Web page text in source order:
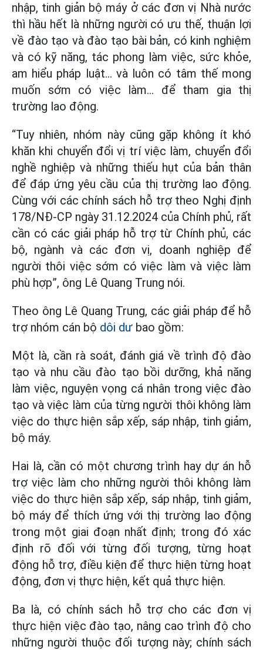
nhập, tinh giản bộ máy ở các đơn vị Nhà nước
thì hầu hết là những người có ưu thế, thuận lợi
về đào tạo và đào tạo bài bản, có kinh nghiệm
và có kỹ năng, tác phong làm việc, sức khỏe,
am hiểu pháp luật... và luôn có tâm thế mong
muốn sớm có việc làm... để tham gia thị
trường lao động.
“Tuy nhiên, nhóm này cũng gặp không ít khó
khăn khi chuyển đổi vị trí việc làm, chuyển đổi
nghề nghiệp và những thiếu hụt của bản thân
để đáp ứng yêu cầu của thị trường lao động.
Cùng với các chính sách hỗ trợ theo Nghị định
178/NĐ-CP ngày 31.12.2024 của Chính phủ, rất
cần có các giải pháp hỗ trợ từ Chính phủ, các
bộ, ngành và các đơn vị, doanh nghiệp để
người thôi việc sớm có việc làm và việc làm
phù hợp”, ông Lê Quang Trung nói.
Theo ông Lê Quang Trung, các giải pháp để hỗ
trợ nhóm cán bộ dôi dư bao gồm:
Một là, cần rà soát, đánh giá về trình độ đào
tạo và nhu cầu đào tạo bồi dưỡng, khả năng
làm việc, nguyện vọng cá nhân trong việc đào
tạo và việc làm của từng người thôi không làm
việc do thực hiện sắp xếp, sáp nhập, tinh giảm,
bộ máy.
Hai là, cần có một chương trình hay dự án hỗ
trợ việc làm cho những người thôi không làm
việc do thực hiện sắp xếp, sáp nhập, tinh giảm,
bộ máy để thích ứng với thị trường lao động
trong một giai đoạn nhất định; trong đó xác
định rõ đối với từng đối tượng, từng hoạt
động hỗ trợ, điều kiện để thực hiện từng hoạt
động, đơn vị thực hiện, kết quả thực hiện.
Ba là, có chính sách hỗ trợ cho các đơn vị
thực hiện việc đào tạo, nâng cao trình độ cho
những người thuộc đối tượng này; chính sách